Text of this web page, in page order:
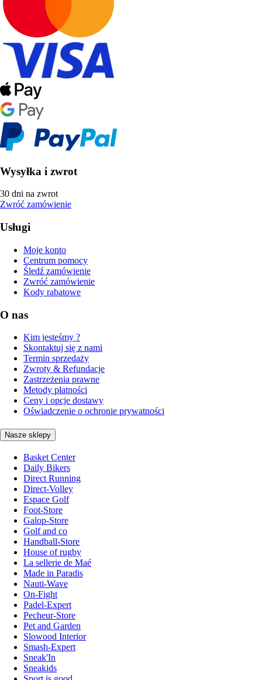
Wysyłka i zwrot
30 dni na zwrot
Zwróć zamówienie
Usługi
Moje konto
Centrum pomocy
Śledź zamówienie
Zwróć zamówienie
Kody rabatowe
O nas
Kim jesteśmy ?
Skontaktuj się z nami
Termin sprzedaży
Zwroty & Refundacje
Zastrzeżenia prawne
Metody płatności
Ceny i opcje dostawy
Oświadczenie o ochronie prywatności
Nasze sklepy
Basket Center
Daily Bikers
Direct Running
Direct-Volley
Espace Golf
Foot-Store
Galop-Store
Golf and co
Handball-Store
House of rugby
La sellerie de Maé
Made in Paradis
Nauti-Wave
On-Fight
Padel-Expert
Pecheur-Store
Pet and Garden
Slowood Interior
Smash-Expert
Sneak'In
Sneakids